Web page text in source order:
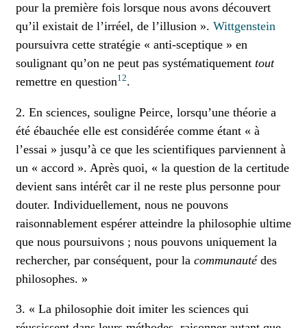
pour la première fois lorsque nous avons découvert
qu’il existait de l’irréel, de l’illusion ». Wittgenstein
poursuivra cette stratégie « anti-sceptique » en
soulignant qu’on ne peut pas systématiquement tout
remettre en question12.
2. En sciences, souligne Peirce, lorsqu’une théorie a
été ébauchée elle est considérée comme étant « à
l’essai » jusqu’à ce que les scientifiques parviennent à
un « accord ». Après quoi, « la question de la certitude
devient sans intérêt car il ne reste plus personne pour
douter. Individuellement, nous ne pouvons
raisonnablement espérer atteindre la philosophie ultime
que nous poursuivons ; nous pouvons uniquement la
rechercher, par conséquent, pour la communauté des
philosophes. »
3. « La philosophie doit imiter les sciences qui